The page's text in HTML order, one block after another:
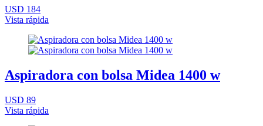
USD 184
Vista rápida
Aspiradora con bolsa Midea 1400 w
USD 89
Vista rápida